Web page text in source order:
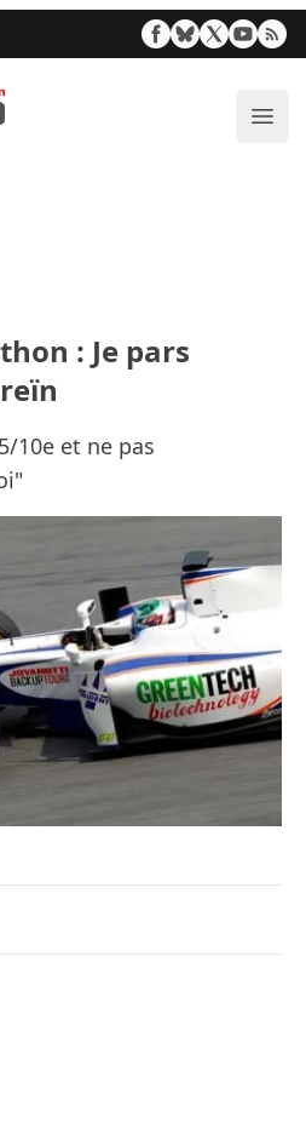
: Je pars
10e et ne pas